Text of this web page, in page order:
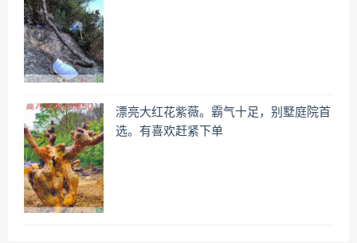
漂亮大红花紫薇。霸气十足，别墅庭院首
选。有喜欢赶紧下单